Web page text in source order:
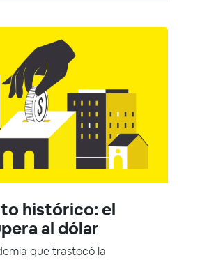
histórico: el
al dólar
que trastocó la